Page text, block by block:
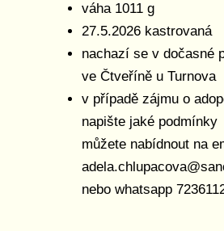
váha 1011 g
27.5.2026 kastrovaná
nachazí se v dočasné
ve Čtveříně u Turnova
v případě zájmu o
napište jaké podmínky
můžete nabídnout na
nebo whatsapp